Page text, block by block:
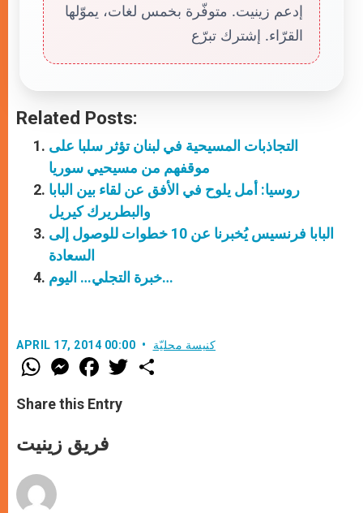
إدعم زينيت. متوفّرة بخمس لغات، يموّلها
القرّاء. إشترك تبرّع
Related Posts:
التجاذبات المسيحية في لبنان تؤثر سلبا على
موقفهم من مسيحيي سوريا
روسيا: أمل يلوح في الأفق عن لقاء بين البابا
والبطريرك كيريل
البابا فرنسيس يُخبرنا عن 10 خطوات للوصول إلى
السعادة
خبرة التجلي… اليوم…
APRIL 17, 2014 00:00 كنيسة محليّة
W
h
t
s
p
p
M
e
s
e
g
e
F
a
e
b
o
k
w
Share this Entry
فريق زينيت